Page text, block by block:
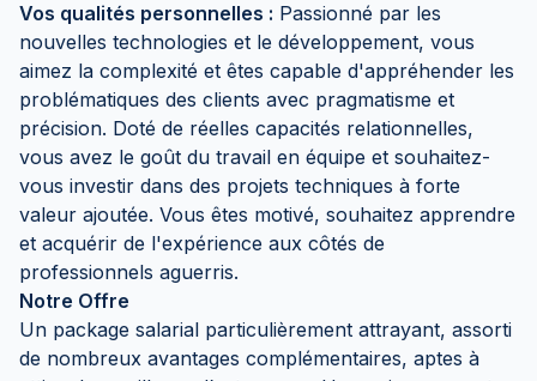
Vos qualités personnelles : Passionné par les
nouvelles technologies et le développement, vous
aimez la complexité et êtes capable d'appréhender les
problématiques des clients avec pragmatisme et
précision. Doté de réelles capacités relationnelles,
vous avez le goût du travail en équipe et souhaitez-
vous investir dans des projets techniques à forte
valeur ajoutée. Vous êtes motivé, souhaitez apprendre
et acquérir de l'expérience aux côtés de
professionnels aguerris.
Notre Offre
Un package salarial particulièrement attrayant, assorti
de nombreux avantages complémentaires, aptes à